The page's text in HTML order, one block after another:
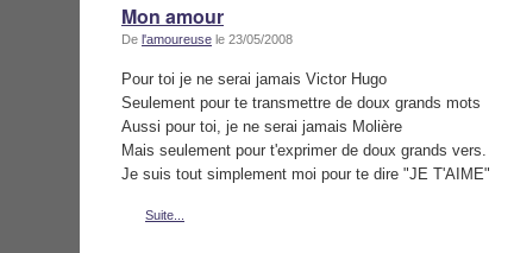
Mon amour
De l'amoureuse le 23/05/2008
Pour toi je ne serai jamais Victor Hugo
Seulement pour te transmettre de doux grands mots
Aussi pour toi, je ne serai jamais Molière
Mais seulement pour t'exprimer de doux grands vers.
Je suis tout simplement moi pour te dire "JE T'AIME"
Suite...